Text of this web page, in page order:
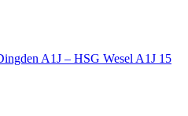
A1J – HSG Wesel A1J 15